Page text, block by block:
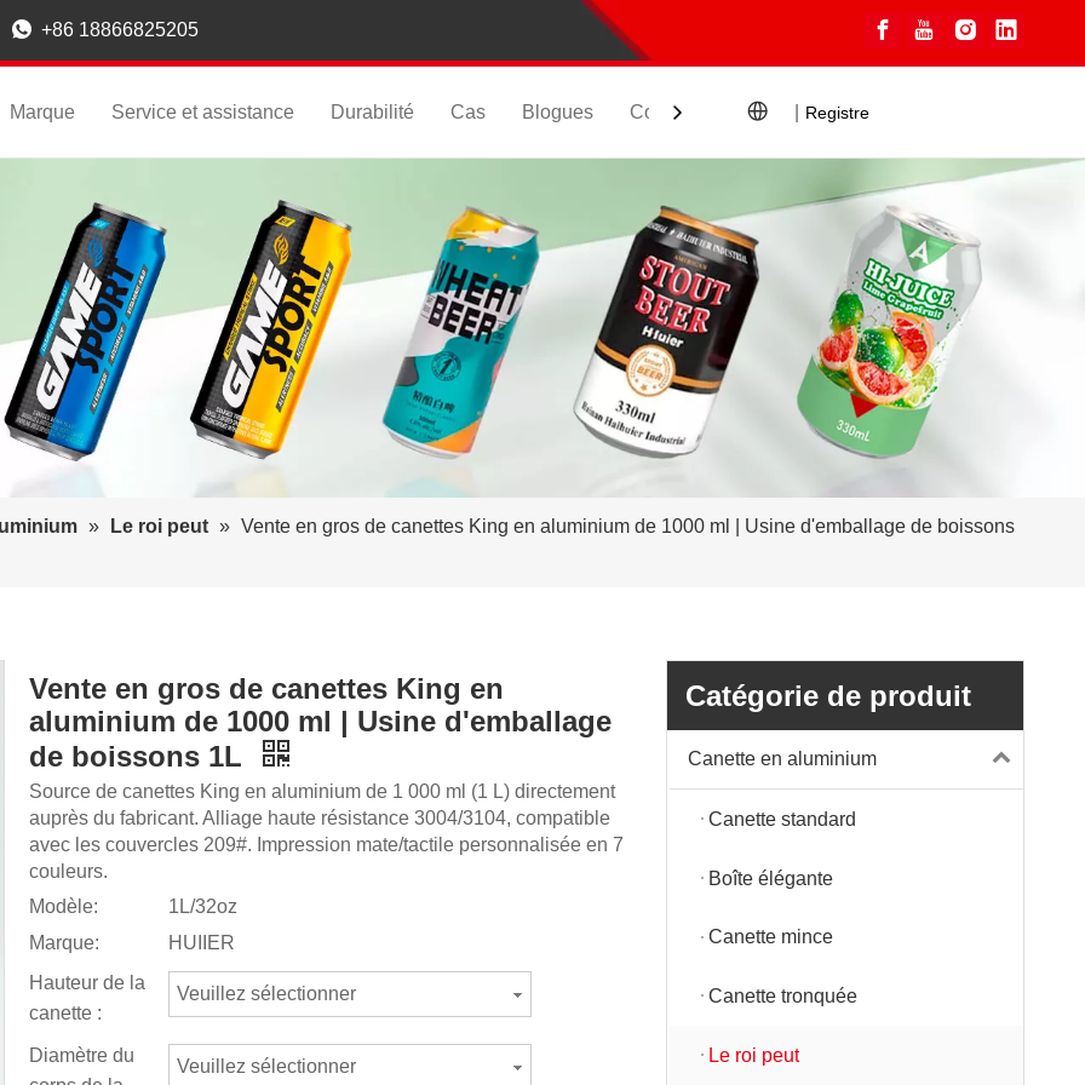
 +86 18866825205
Marque Service et assistance Durabilité Cas Blogues Contact Registre
» Le roi peut » Vente en gros de canettes King en aluminium de 1000 ml | Usine d'emballage de boissons
Vente en gros de canettes King en
aluminium de 1000 ml | Usine d'emballage
de boissons 1L
Source de canettes King en aluminium de 1 000 ml (1 L) directement
auprès du fabricant. Alliage haute résistance 3004/3104, compatible
avec les couvercles 209#. Impression mate/tactile personnalisée en 7
couleurs.
Modèle:
1L/32oz
Marque:
HUIIER
Hauteur de la
canette :
Veuillez sélectionner
Diamètre du
Veuillez sélectionner
Catégorie de produit
Canette en aluminium
Canette standard
Boîte élégante
Canette mince
Canette tronquée
Le roi peut